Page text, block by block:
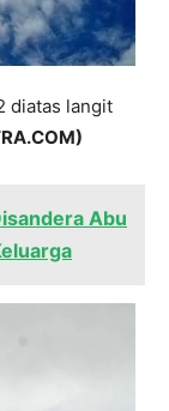
diatas langit
Abu